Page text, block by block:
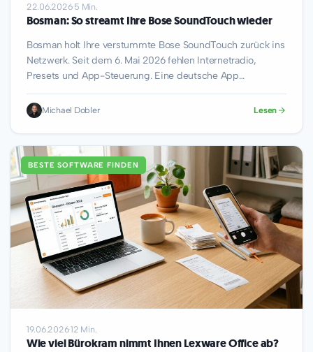
22.06.2026·5 Min.
Bosman: So streamt Ihre Bose SoundTouch wieder
Bosman holt Ihre verstummte Bose SoundTouch zurück ins
Netzwerk. Seit dem 6. Mai 2026 fehlen Internetradio,
Presets und App-Steuerung. Eine deutsche App…
Michael Dobler Lesen
BESTE SOFTWARE FINDEN
19.06.2026·12 Min.
Wie viel Bürokram nimmt Ihnen Lexware Office ab?